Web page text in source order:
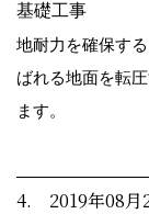
基礎工事
地耐力を確保す
ばれる地面を転
ます。
4. 2019年08月